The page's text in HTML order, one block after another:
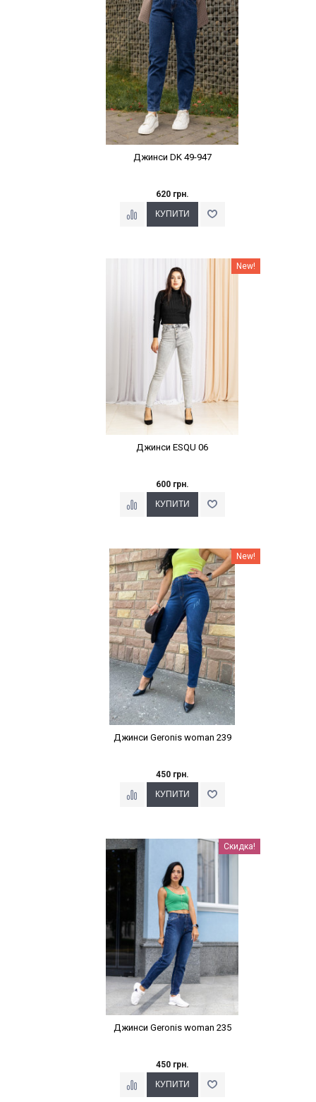
Джинси DK 49-947
620 грн.
New!
Джинси ESQU 06
600 грн.
Наклейки Варіант з % New!
Джинси Geronis woman 239
450 грн.
Наклейки Варіант з % Скидка!
Джинси Geronis woman 235
450 грн.